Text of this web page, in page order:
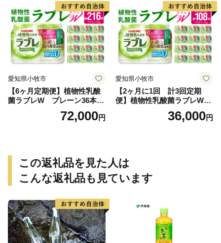
KB290 乳酸菌飲料 飲料 カゴ
メ 習慣 送料無料
愛知県小牧市
【6ヶ月定期便】植物性乳酸
菌ラブレW プレーン36本
72,000円
愛知県小牧市
【2ヶ月に1回 計3回定期
便】植物性乳酸菌ラブレW
プレーン36本（計108本）
36,000円
この返礼品を見た人は
こんな返礼品も見ています